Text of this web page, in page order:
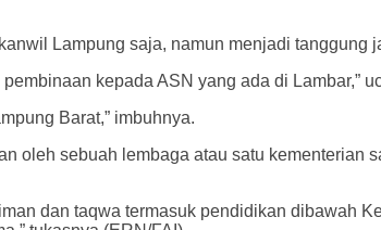
Lampung saja, namun menjadi tanggung
kepada ASN yang ada di Lambar,”
Barat,” imbuhnya.
oleh sebuah lembaga atau satu kementerian
dan taqwa termasuk pendidikan dibawah